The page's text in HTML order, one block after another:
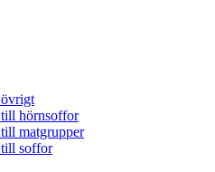
hörnsoffor
matgrupper
soffor